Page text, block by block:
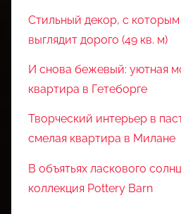
Стильный декор, с
выглядит дорого (49 кв. м)
И снова бежевый: уютная
квартира в Гетеборге
Творческий интерьер в
смелая квартира в Милане
В объятьях ласкового
коллекция Pottery Barn